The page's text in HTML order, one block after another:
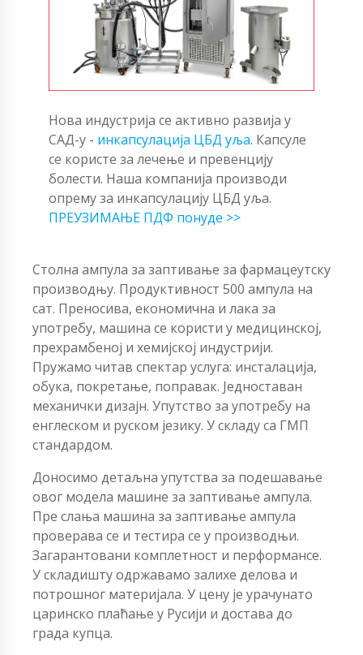
Нова индустрија се активно развија у
САД-у - инкапсулација ЦБД уља. Капсуле
се користе за лечење и превенцију
болести. Наша компанија производи
опрему за инкапсулацију ЦБД уља.
ПРЕУЗИМАЊЕ ПДФ понуде >>
Столна ампула за заптивање за фармацеутску
производњу. Продуктивност 500 ампула на
сат. Преносива, економична и лака за
употребу, машина се користи у медицинској,
прехрамбеној и хемијској индустрији.
Пружамо читав спектар услуга: инсталација,
обука, покретање, поправак. Једноставан
механички дизајн. Упутство за употребу на
енглеском и руском језику. У складу са ГМП
стандардом.
Доносимо детаљна упутства за подешавање
овог модела машине за заптивање ампула.
Пре слања машина за заптивање ампула
проверава се и тестира се у производњи.
Загарантовани комплетност и перформансе.
У складишту одржавамо залихе делова и
потрошног материјала. У цену је урачунато
царинско плаћање у Русији и достава до
града купца.